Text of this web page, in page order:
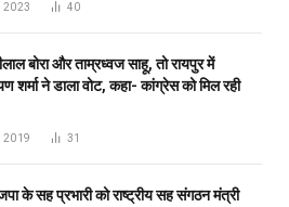
2023 40
बोरा और ताम्रध्वज साहू, तो रायपुर में
शर्मा ने डाला वोट, कहा- कांग्रेस को मिल रही
2019 31
के सह प्रभारी को राष्ट्रीय सह संगठन मंत्री